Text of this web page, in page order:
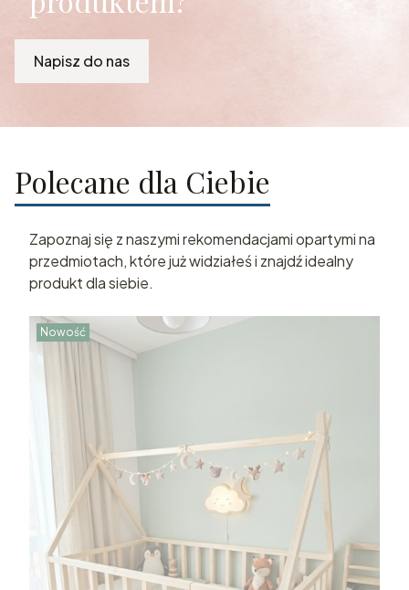
Napisz do nas
Polecane dla Ciebie
Zapoznaj się z naszymi rekomendacjami opartymi na
przedmiotach, które już widziałeś i znajdź idealny
produkt dla siebie.
Nowość